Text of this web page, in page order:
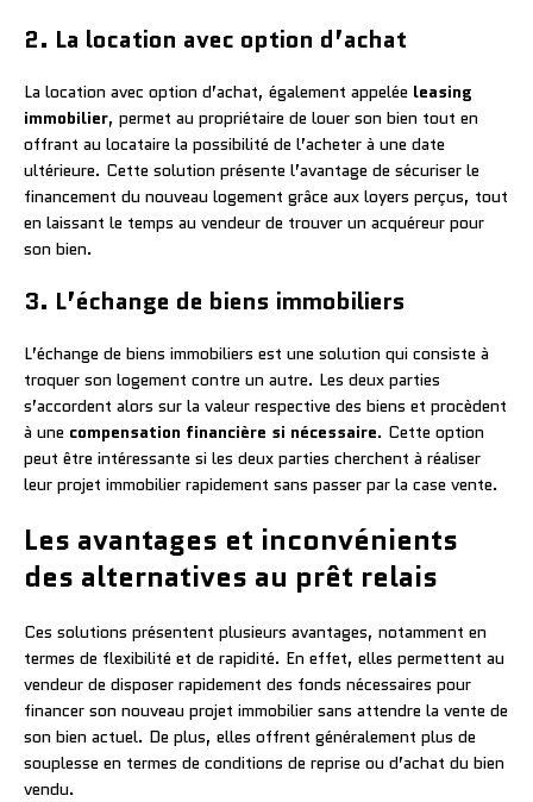
2. La location avec option d’achat
La location avec option d’achat, également appelée leasing
immobilier, permet au propriétaire de louer son bien tout en
offrant au locataire la possibilité de l’acheter à une date
ultérieure. Cette solution présente l’avantage de sécuriser le
financement du nouveau logement grâce aux loyers perçus, tout
en laissant le temps au vendeur de trouver un acquéreur pour
son bien.
3. L’échange de biens immobiliers
L’échange de biens immobiliers est une solution qui consiste à
troquer son logement contre un autre. Les deux parties
s’accordent alors sur la valeur respective des biens et procèdent
à une compensation financière si nécessaire. Cette option
peut être intéressante si les deux parties cherchent à réaliser
leur projet immobilier rapidement sans passer par la case vente.
Les avantages et inconvénients
des alternatives au prêt relais
Ces solutions présentent plusieurs avantages, notamment en
termes de flexibilité et de rapidité. En effet, elles permettent au
vendeur de disposer rapidement des fonds nécessaires pour
financer son nouveau projet immobilier sans attendre la vente de
son bien actuel. De plus, elles offrent généralement plus de
souplesse en termes de conditions de reprise ou d’achat du bien
vendu.